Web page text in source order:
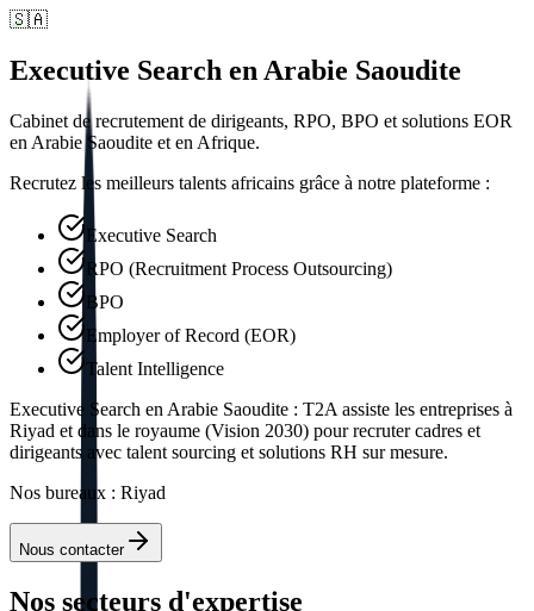
🇸🇦
Executive Search en Arabie Saoudite
Cabinet de recrutement de dirigeants, RPO, BPO et solutions EOR
en Arabie Saoudite et en Afrique.
Recrutez les meilleurs talents africains grâce à notre plateforme :
Executive Search
RPO (Recruitment Process Outsourcing)
BPO
Employer of Record (EOR)
Talent Intelligence
Executive Search en Arabie Saoudite : T2A assiste les entreprises à
Riyad et dans le royaume (Vision 2030) pour recruter cadres et
dirigeants avec talent sourcing et solutions RH sur mesure.
Nos bureaux : Riyad
Nous contacter
Nos secteurs d'expertise